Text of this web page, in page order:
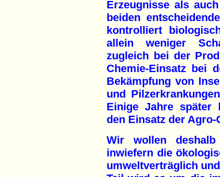
Erzeugnisse als
beiden
kontrolliert
allein weniger
zugleich bei der
Chemie-Einsatz bei
Bekämpfung von
und
Einige Jahre später
den Einsatz der
Wir wollen
inwiefern die
umweltverträglich